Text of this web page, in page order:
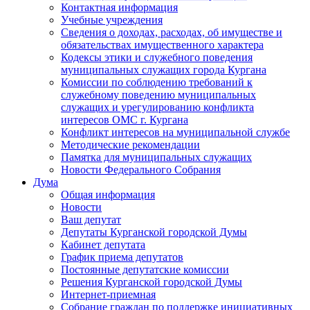
Контактная информация
Учебные учреждения
Сведения о доходах, расходах, об имуществе и
обязательствах имущественного характера
Кодексы этики и служебного поведения
муниципальных служащих города Кургана
Комиссии по соблюдению требований к
служебному поведению муниципальных
служащих и урегулированию конфликта
интересов ОМС г. Кургана
Конфликт интересов на муниципальной службе
Методические рекомендации
Памятка для муниципальных служащих
Новости Федерального Cобрания
Дума
Общая информация
Новости
Ваш депутат
Депутаты Курганской городской Думы
Кабинет депутата
График приема депутатов
Постоянные депутатские комиссии
Решения Курганской городской Думы
Интернет-приемная
Собрание граждан по поддержке инициативных